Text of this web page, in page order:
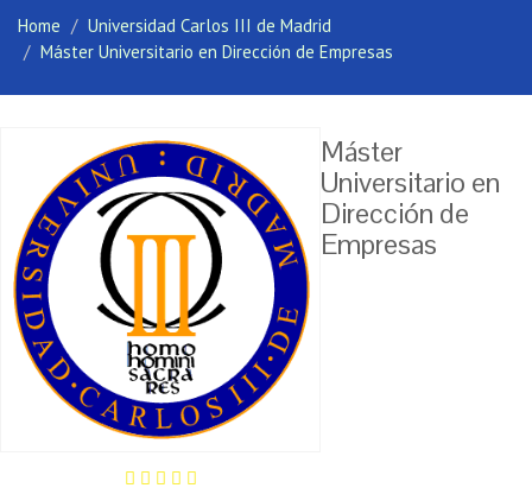
Home
Universidad Carlos III de Madrid
Máster Universitario en Dirección de Empresas
Máster
Universitario en
Dirección de
Empresas